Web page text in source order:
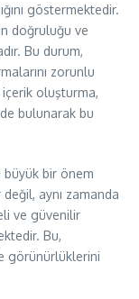
göstermektedir.
doğruluğu ve
Bu durum,
zorunlu
içerik oluşturma,
bulunarak bu
büyük bir önem
değil, aynı zamanda
ve güvenilir
Bu,
görünürlüklerini